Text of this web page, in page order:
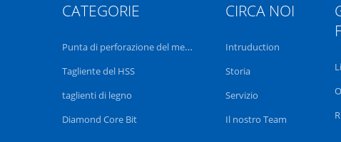
CATEGORIE
Punta di perforazione del metallo
Tagliente del HSS
taglienti di legno
Diamond Core Bit
CIRCA NOI
Intruduction
Storia
Servizio
Il nostro Team